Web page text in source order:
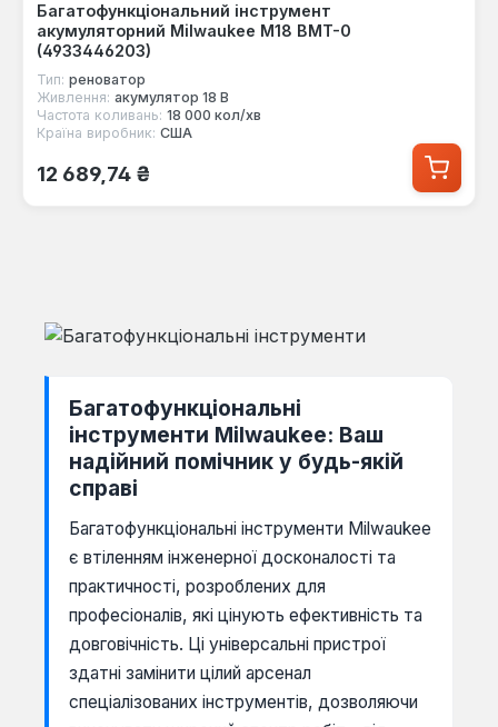
Багатофункціональний інструмент
акумуляторний Milwaukee M18 BMT-0
(4933446203)
Тип: реноватор
Живлення: акумулятор 18 В
Частота коливань: 18 000 кол/хв
Країна виробник: США
Звичайна ціна:
12 689,74 ₴
Багатофункціональні
інструменти Milwaukee: Ваш
надійний помічник у будь-якій
справі
Багатофункціональні інструменти Milwaukee
є втіленням інженерної досконалості та
практичності, розроблених для
професіоналів, які цінують ефективність та
довговічність. Ці універсальні пристрої
здатні замінити цілий арсенал
спеціалізованих інструментів, дозволяючи